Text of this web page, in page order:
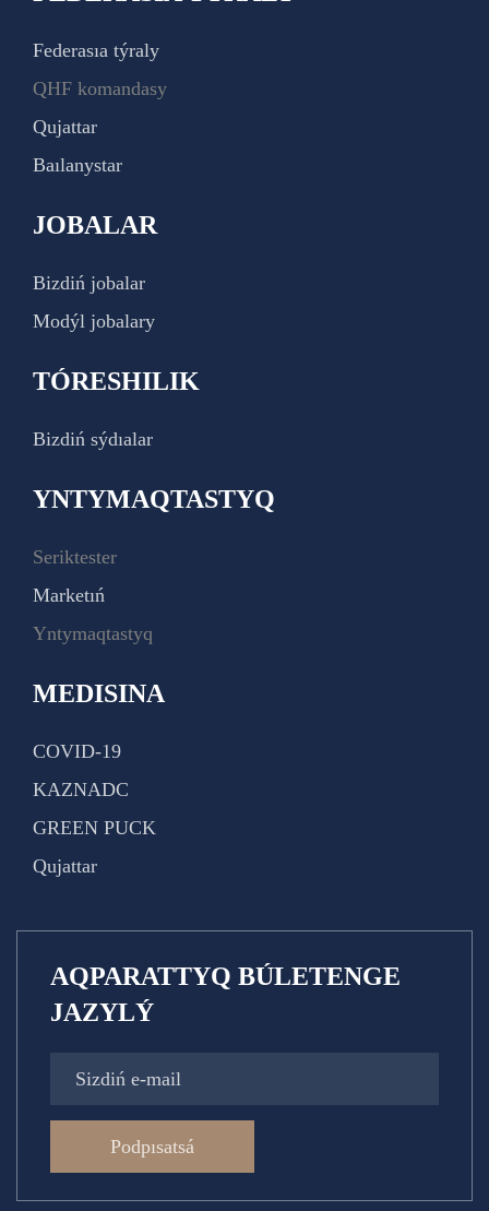
Federasıa týraly
QHF komandasy
Qujattar
Baılanystar
JOBALAR
Bizdiń jobalar
Modýl jobalary
TÓRESHILIK
Bizdiń sýdıalar
YNTYMAQTASTYQ
Seriktester
Marketıń
Yntymaqtastyq
MEDISINA
COVID-19
KAZNADC
GREEN PUCK
Qujattar
AQPARATTYQ BÚLETENGE
JAZYLÝ
Podpısatsá